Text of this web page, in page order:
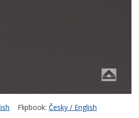
Flipbook: Česky / English